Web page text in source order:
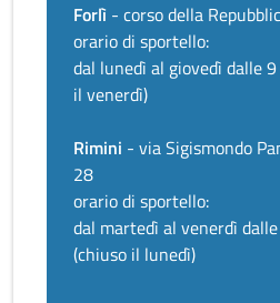
Forlì - corso della
orario di sportello:
dal lunedì al giovedì dalle
il venerdì)
Rimini - via Sigismondo
28
orario di sportello:
dal martedì al venerdì
(chiuso il lunedì)